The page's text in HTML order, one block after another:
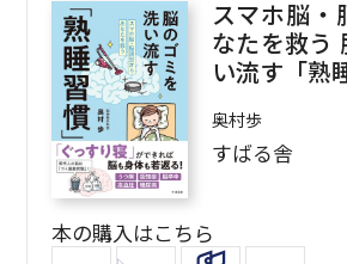
スマホ脳・
なたを救う
い流す「熟
奥村歩
すばる舎
本の購入はこちら